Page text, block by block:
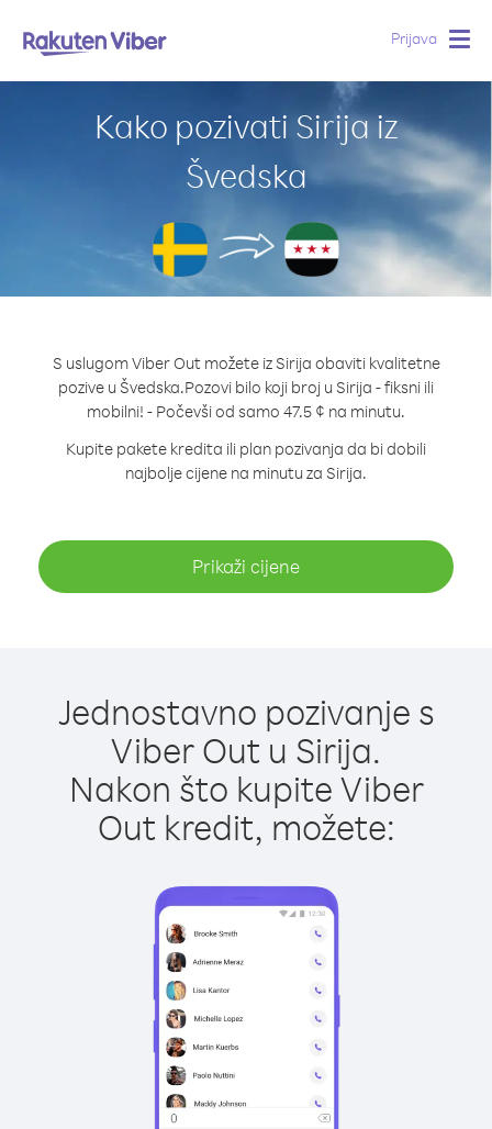
Prijava
Kako pozivati Sirija iz
Švedska
S uslugom Viber Out možete iz Sirija obaviti kvalitetne
pozive u Švedska.Pozovi bilo koji broj u Sirija - fiksni ili
mobilni! - Počevši od samo 47.5 ¢ na minutu.
Kupite pakete kredita ili plan pozivanja da bi dobili
najbolje cijene na minutu za Sirija.
Prikaži cijene
Jednostavno pozivanje s
Viber Out u Sirija.
Nakon što kupite Viber
Out kredit, možete: